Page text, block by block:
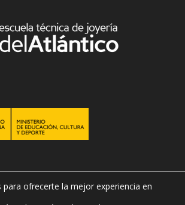
nueva
pestaña
nueva
pestaña
2026 Todos los derechos reservados
ofrecerte la mejor experiencia en